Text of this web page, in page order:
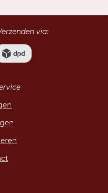
via: